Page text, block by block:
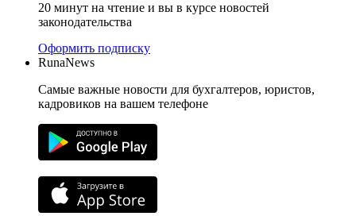
20 минут на чтение и вы в курсе новостей
законодательства
Оформить подписку
RunaNews
Самые важные новости для бухгалтеров, юристов,
кадровиков на вашем телефоне